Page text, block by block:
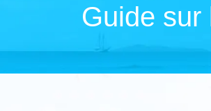
Guide sur